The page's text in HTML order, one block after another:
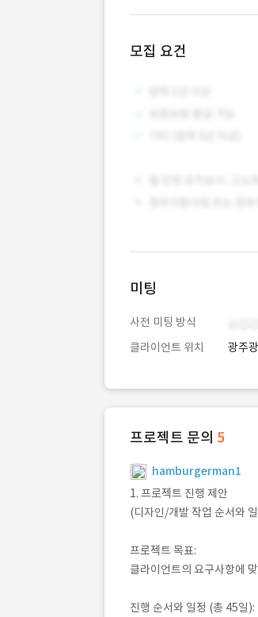
모집 요건
미팅
사전 미팅 방식
클라이언트 위치
광주
프로젝트 문의 5
hamburgerman1
1. 프로젝트 진행 제안
(디자인/개발 작업 순서와
프로젝트 목표:
클라이언트의 요구사항에
진행 순서와 일정 (총 45일):